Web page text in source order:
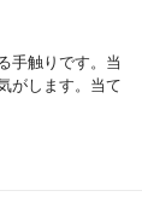
手触りです。当
がします。当て